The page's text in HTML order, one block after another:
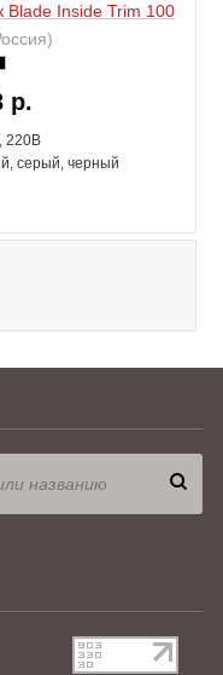
Blade Inside Trim 100
р.
, 220В
серый, черный